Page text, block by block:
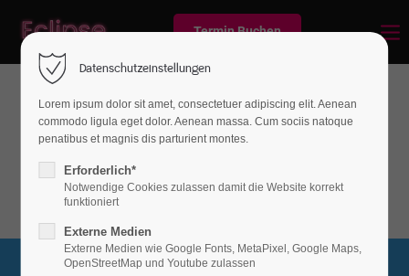
Termin Buchen
Spacer & Dividers
Fancy Dividers
Datenschutzeinstellungen
Lorem ipsum dolor sit amet, consectetuer adipiscing elit. Aenean
commodo ligula eget dolor. Aenean massa. Cum sociis natoque
penatibus et magnis dis parturient montes.
Erforderlich*
Notwendige Cookies zulassen damit die Website korrekt
funktioniert
Externe Medien
Externe Medien wie Google Fonts, MetaPixel, Google Maps,
OpenStreetMap und Youtube zulassen